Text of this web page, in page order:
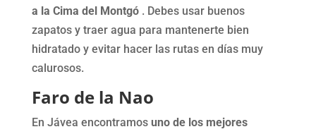
a la Cima del Montgó. Debes usar buenos
zapatos y traer agua para mantenerte bien
hidratado y evitar hacer las rutas en días muy
calurosos.
Faro de la Nao
En Jávea encontramos uno de los mejores